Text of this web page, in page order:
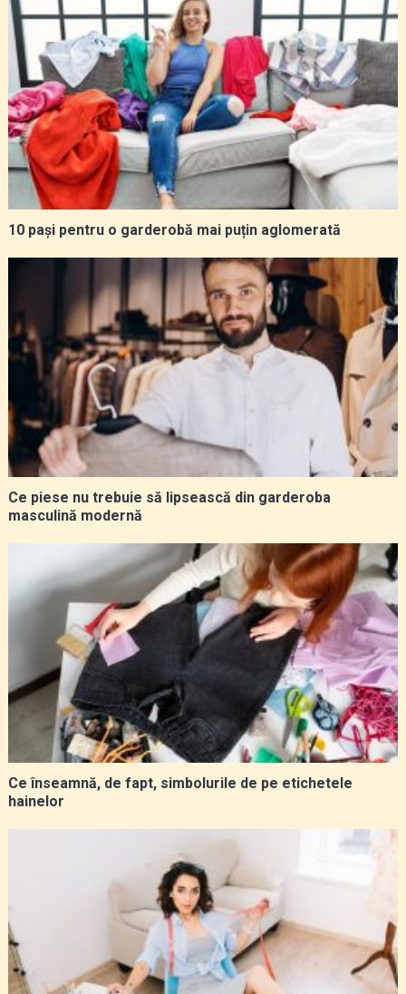
10 pași pentru o garderobă mai puțin aglomerată
Ce piese nu trebuie să lipsească din garderoba
masculină modernă
Ce înseamnă, de fapt, simbolurile de pe etichetele
hainelor